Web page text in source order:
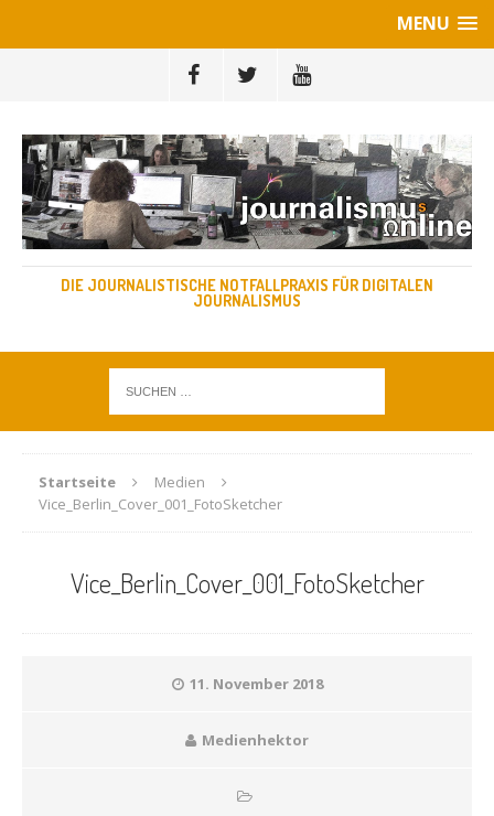
MENU
DIE JOURNALISTISCHE NOTFALLPRAXIS FÜR DIGITALEN
JOURNALISMUS
Startseite
Medien
Vice_Berlin_Cover_001_FotoSketcher
Vice_Berlin_Cover_001_FotoSketcher
11. November 2018
Medienhektor